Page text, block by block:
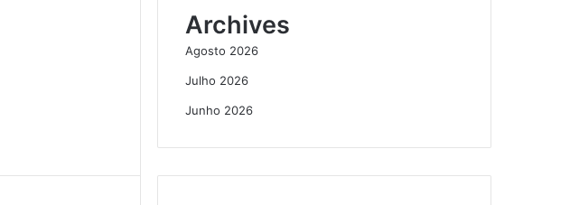
Archives
Agosto 2026
Julho 2026
Junho 2026